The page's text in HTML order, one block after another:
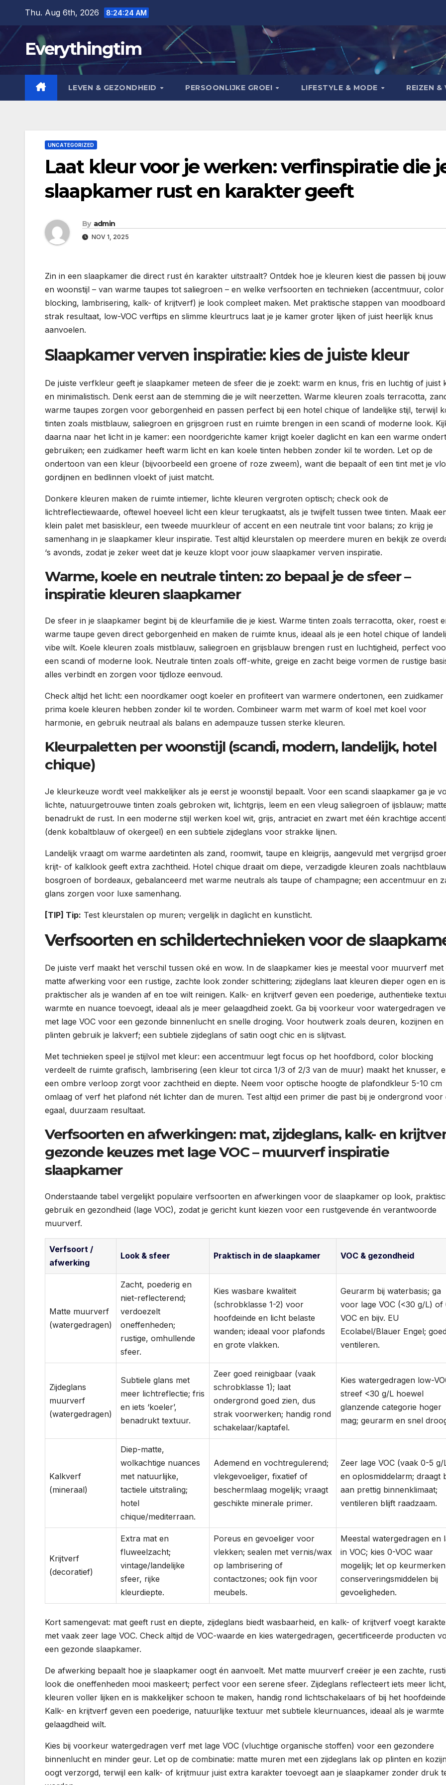
content
Thu. Aug 6th, 2026 8:24:25 AM
Everythingtim
LEVEN & GEZONDHEID PERSOONLIJKE GROEI LIFESTYLE & MODE REIZEN &
UNCATEGORIZED
Laat kleur voor je werken: verfinspiratie die
slaapkamer rust en karakter geeft
By admin
NOV 1, 2025
Zin in een slaapkamer die direct rust én karakter uitstraalt? Ontdek hoe je kleuren kiest die passen bij
en woonstijl – van warme taupes tot saliegroen – en welke verfsoorten en technieken (accentmuur, color
blocking, lambrisering, kalk- of krijtverf) je look compleet maken. Met praktische stappen van
strak resultaat, low-VOC verftips en slimme kleurtrucs laat je je kamer groter lijken of juist heerlijk knus
aanvoelen.
Slaapkamer verven inspiratie: kies de juiste kleur
De juiste verfkleur geeft je slaapkamer meteen de sfeer die je zoekt: warm en knus, fris en luchtig of juist
en minimalistisch. Denk eerst aan de stemming die je wilt neerzetten. Warme kleuren zoals terracotta,
warme taupes zorgen voor geborgenheid en passen perfect bij een hotel chique of landelijke stijl, terwijl
tinten zoals mistblauw, saliegroen en grijsgroen rust en ruimte brengen in een scandi of moderne look.
daarna naar het licht in je kamer: een noordgerichte kamer krijgt koeler daglicht en kan een warme
gebruiken; een zuidkamer heeft warm licht en kan koele tinten hebben zonder kil te worden. Let op de
ondertoon van een kleur (bijvoorbeeld een groene of roze zweem), want die bepaalt of een tint met je
gordijnen en bedlinnen vloekt of juist matcht.
Donkere kleuren maken de ruimte intiemer, lichte kleuren vergroten optisch; check ook de
lichtreflectiewaarde, oftewel hoeveel licht een kleur terugkaatst, als je twijfelt tussen twee tinten. Maak
klein palet met basiskleur, een tweede muurkleur of accent en een neutrale tint voor balans; zo krijg je
samenhang in je slaapkamer kleur inspiratie. Test altijd kleurstalen op meerdere muren en bekijk ze
‘s avonds, zodat je zeker weet dat je keuze klopt voor jouw slaapkamer verven inspiratie.
Warme, koele en neutrale tinten: zo bepaal je de sfeer –
inspiratie kleuren slaapkamer
De sfeer in je slaapkamer begint bij de kleurfamilie die je kiest. Warme tinten zoals terracotta, oker, roest
warme taupe geven direct geborgenheid en maken de ruimte knus, ideaal als je een hotel chique of
vibe wilt. Koele kleuren zoals mistblauw, saliegroen en grijsblauw brengen rust en luchtigheid, perfect
een scandi of moderne look. Neutrale tinten zoals off-white, greige en zacht beige vormen de rustige
alles verbindt en zorgen voor tijdloze eenvoud.
Check altijd het licht: een noordkamer oogt koeler en profiteert van warmere ondertonen, een zuidkamer
prima koele kleuren hebben zonder kil te worden. Combineer warm met warm of koel met koel voor
harmonie, en gebruik neutraal als balans en adempauze tussen sterke kleuren.
Kleurpaletten per woonstijl (scandi, modern, landelijk, hotel
chique)
Je kleurkeuze wordt veel makkelijker als je eerst je woonstijl bepaalt. Voor een scandi slaapkamer ga je
lichte, natuurgetrouwe tinten zoals gebroken wit, lichtgrijs, leem en een vleug saliegroen of ijsblauw;
benadrukt de rust. In een moderne stijl werken koel wit, grijs, antraciet en zwart met één krachtige
(denk kobaltblauw of okergeel) en een subtiele zijdeglans voor strakke lijnen.
Landelijk vraagt om warme aardetinten als zand, roomwit, taupe en kleigrijs, aangevuld met vergrijsd
krijt- of kalklook geeft extra zachtheid. Hotel chique draait om diepe, verzadigde kleuren zoals
bosgroen of bordeaux, gebalanceerd met warme neutrals als taupe of champagne; een accentmuur en
glans zorgen voor luxe samenhang.
[TIP] Tip: Test kleurstalen op muren; vergelijk in daglicht en kunstlicht.
Verfsoorten en schildertechnieken voor de
De juiste verf maakt het verschil tussen oké en wow. In de slaapkamer kies je meestal voor muurverf met
matte afwerking voor een rustige, zachte look zonder schittering; zijdeglans laat kleuren dieper ogen en is
praktischer als je wanden af en toe wilt reinigen. Kalk- en krijtverf geven een poederige, authentieke
warmte en nuance toevoegt, ideaal als je meer gelaagdheid zoekt. Ga bij voorkeur voor watergedragen
met lage VOC voor een gezonde binnenlucht en snelle droging. Voor houtwerk zoals deuren, kozijnen en
plinten gebruik je lakverf; een subtiele zijdeglans of satin oogt chic en is slijtvast.
Met technieken speel je stijlvol met kleur: een accentmuur legt focus op het hoofdbord, color blocking
verdeelt de ruimte grafisch, lambrisering (een kleur tot circa 1/3 of 2/3 van de muur) maakt het knusser,
een ombre verloop zorgt voor zachtheid en diepte. Neem voor optische hoogte de plafondkleur 5-10 cm
omlaag of verf het plafond nét lichter dan de muren. Test altijd een primer die past bij je ondergrond voor
egaal, duurzaam resultaat.
Verfsoorten en afwerkingen: mat, zijdeglans, kalk- en
gezonde keuzes met lage VOC – muurverf inspiratie
slaapkamer
Onderstaande tabel vergelijkt populaire verfsoorten en afwerkingen voor de slaapkamer op look,
gebruik en gezondheid (lage VOC), zodat je gericht kunt kiezen voor een rustgevende én verantwoorde
muurverf.
Verfsoort /
afwerking
Look & sfeer Praktisch in de slaapkamer VOC & gezondheid
Matte muurverf
(watergedragen)
Zacht, poederig en
niet-reflecterend;
verdoezelt
oneffenheden;
rustige, omhullende
sfeer.
Kies wasbare kwaliteit
(schrobklasse 1-2) voor
hoofdeinde en licht belaste
wanden; ideaal voor plafonds
en grote vlakken.
Geurarm bij waterbasis; ga
voor lage VOC (<30 g/L) of
VOC en bijv. EU
Ecolabel/Blauer Engel;
ventileren.
Zijdeglans
muurverf
(watergedragen)
Subtiele glans met
meer lichtreflectie; fris
en iets ‘koeler’,
benadrukt textuur.
Zeer goed reinigbaar (vaak
schrobklasse 1); laat
ondergrond goed zien, dus
strak voorwerken; handig rond
schakelaar/kaptafel.
Kies watergedragen low-
streef <30 g/L hoewel
glanzende categorie hoger
mag; geurarm en snel
Kalkverf
(mineraal)
Diep-matte,
wolkachtige nuances
met natuurlijke,
tactiele uitstraling;
hotel
chique/mediterraan.
Ademend en vochtregulerend;
vlekgevoeliger, fixatief of
beschermlaag mogelijk; vraagt
geschikte minerale primer.
Zeer lage VOC (vaak 0-5 g/
en oplosmiddelarm; draagt
aan prettig binnenklimaat;
ventileren blijft raadzaam.
Krijtverf
(decoratief)
Extra mat en
fluweelzacht;
vintage/landelijke
sfeer, rijke
kleurdiepte.
Poreus en gevoeliger voor
vlekken; sealen met vernis/wax
op lambrisering of
contactzones; ook fijn voor
meubels.
Meestal watergedragen en
in VOC; kies 0-VOC waar
mogelijk; let op
conserveringsmiddelen bij
gevoeligheden.
Kort samengevat: mat geeft rust en diepte, zijdeglans biedt wasbaarheid, en kalk- of krijtverf voegt
met vaak zeer lage VOC. Check altijd de VOC-waarde en kies watergedragen, gecertificeerde producten
een gezonde slaapkamer.
De afwerking bepaalt hoe je slaapkamer oogt én aanvoelt. Met matte muurverf creëer je een zachte,
look die oneffenheden mooi maskeert; perfect voor een serene sfeer. Zijdeglans reflecteert iets meer
kleuren voller lijken en is makkelijker schoon te maken, handig rond lichtschakelaars of bij het
Kalk- en krijtverf geven een poederige, natuurlijke textuur met subtiele kleurnuances, ideaal als je warmte
gelaagdheid wilt.
Kies bij voorkeur watergedragen verf met lage VOC (vluchtige organische stoffen) voor een gezondere
binnenlucht en minder geur. Let op de combinatie: matte muren met een zijdeglans lak op plinten en
oogt verzorgd, terwijl een kalk- of krijtmuur juist extra karakter toevoegt aan je slaapkamer zonder druk